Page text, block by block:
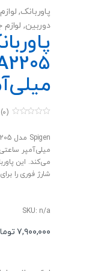
پاوربانک,
دوربین,
u
o
5
(0)
میلی‌آمپر
شارژ فوری را
همچنین شارژ
دستگاه به
SKU: n/a
۷,۹۰۰,۰۰۰